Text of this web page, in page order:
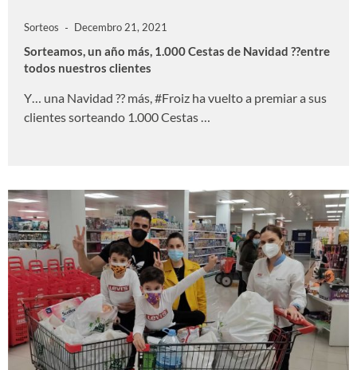
Sorteos Decembro 21, 2021
Sorteamos, un año más, 1.000 Cestas de Navidad ??entre
todos nuestros clientes
Y… una Navidad ?? más, #Froiz ha vuelto a premiar a sus
clientes sorteando 1.000 Cestas …